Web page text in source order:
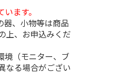
ます。
器、小物等は商品
上、お申込みくだ
境（モニター、ブ
なる場合がござい